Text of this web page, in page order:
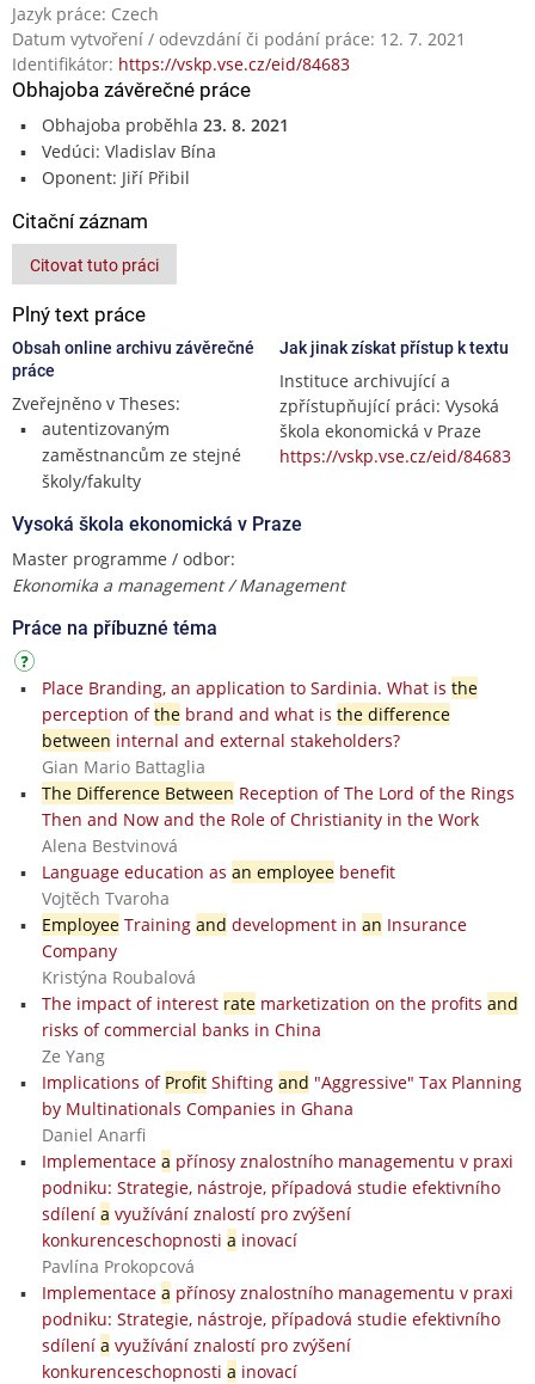
Jazyk práce: Czech
Datum vytvoření / odevzdání či podání práce: 12. 7. 2021
Identifikátor: https://vskp.vse.cz/eid/84683
Obhajoba závěrečné práce
Obhajoba proběhla 23. 8. 2021
Vedúci: Vladislav Bína
Oponent: Jiří Přibil
Citační záznam
Citovat tuto práci
Plný text práce
Obsah online archivu závěrečné
práce
Zveřejněno v Theses:
autentizovaným
zaměstnancům ze stejné
školy/fakulty
Jak jinak získat přístup k textu
Instituce archivující a
zpřístupňující práci: Vysoká
škola ekonomická v Praze
https://vskp.vse.cz/eid/84683
Vysoká škola ekonomická v Praze
Master programme / odbor:
Ekonomika a management / Management
Práce na příbuzné téma
Place Branding, an application to Sardinia. What is the
perception ofthebrand and what is the difference
between internal and external stakeholders?
Gian Mario Battaglia
The Difference Between Reception of The Lord of the Rings
Then and Now and the Role of Christianity in the Work
Alena Bestvinová
Language education as an employeebenefit
Vojtěch Tvaroha
EmployeeTraining and development in an Insurance
Company
Kristýna Roubalová
The impact of interest ratemarketization on the profits and
risks of commercial banks in China
Ze Yang
Implications of ProfitShifting and "Aggressive" Tax Planning
by Multinationals Companies in Ghana
Daniel Anarfi
Implementace a přínosy znalostního managementu v praxi
podniku: Strategie, nástroje, případová studie efektivního
sdílení a využívání znalostí pro zvýšení
konkurenceschopnosti a inovací
Pavlína Prokopcová
Implementace a přínosy znalostního managementu v praxi
podniku: Strategie, nástroje, případová studie efektivního
sdílení a využívání znalostí pro zvýšení
konkurenceschopnosti a inovací